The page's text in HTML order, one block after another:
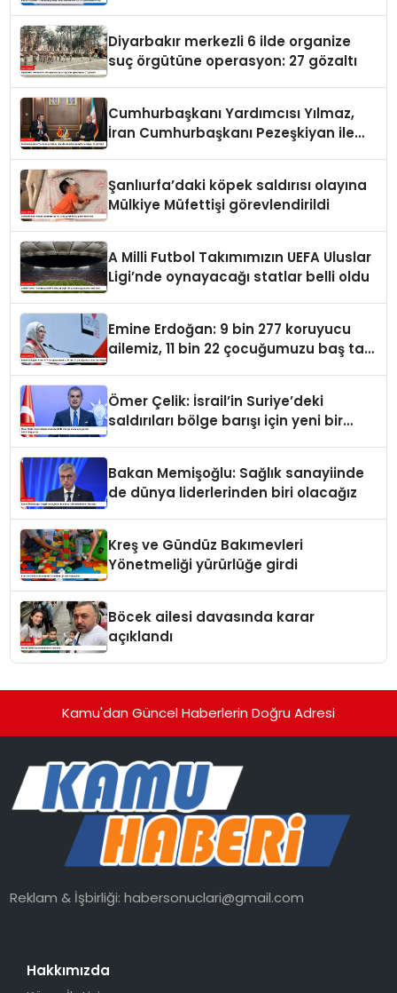
Diyarbakır merkezli 6 ilde organize
suç örgütüne operasyon: 27 gözaltı
Cumhurbaşkanı Yardımcısı Yılmaz,
İran Cumhurbaşkanı Pezeşkiyan ile
Şanlıurfa’daki köpek saldırısı olayına
Mülkiye Müfettişi görevlendirildi
A Milli Futbol Takımımızın UEFA Uluslar
Ligi’nde oynayacağı statlar belli oldu
Emine Erdoğan: 9 bin 277 koruyucu
ailemiz, 11 bin 22 çocuğumuzu baş tacı
Ömer Çelik: İsrail’in Suriye’deki
saldırıları bölge barışı için yeni bir
Bakan Memişoğlu: Sağlık sanayiinde
de dünya liderlerinden biri olacağız
Kreş ve Gündüz Bakımevleri
Yönetmeliği yürürlüğe girdi
Böcek ailesi davasında karar
açıklandı
Kamu'dan Güncel Haberlerin Doğru Adresi
Reklam & İşbirliği:habersonuclari@gmail.com
Hakkımızda